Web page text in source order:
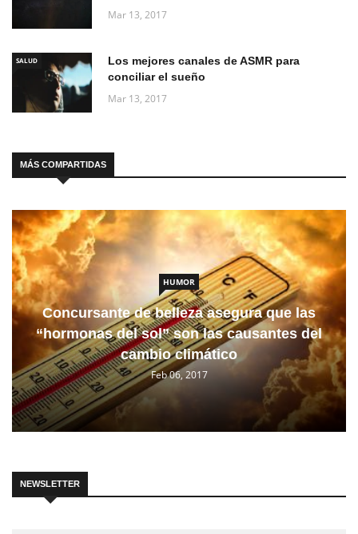
Mar 13, 2017
SALUD
Los mejores canales de ASMR para
conciliar el sueño
Mar 13, 2017
MÁS COMPARTIDAS
HUMOR
Concursante de belleza asegura que las
“hormonas del sol” son las causantes del
cambio climático
Feb 06, 2017
NEWSLETTER